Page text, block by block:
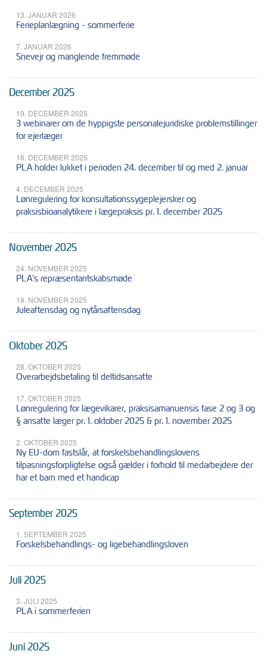
13. JANUAR 2026
Ferieplanlægning - sommerferie
7. JANUAR 2026
Snevejr og manglende fremmøde
December 2025
19. DECEMBER 2025
3 webinarer om de hyppigste personalejuridiske problemstillinger
for ejerlæger
18. DECEMBER 2025
PLA holder lukket i perioden 24. december til og med 2. januar
4. DECEMBER 2025
Lønregulering for konsultationssygeplejersker og
praksisbioanalytikere i lægepraksis pr. 1. december 2025
November 2025
24. NOVEMBER 2025
PLA's repræsentantskabsmøde
18. NOVEMBER 2025
Juleaftensdag og nytårsaftensdag
Oktober 2025
28. OKTOBER 2025
Overarbejdsbetaling til deltidsansatte
17. OKTOBER 2025
Lønregulering for lægevikarer, praksisamanuensis fase 2 og 3 og
§ ansatte læger pr. 1. oktober 2025 & pr. 1. november 2025
2. OKTOBER 2025
Ny EU-dom fastslår, at forskelsbehandlingslovens
tilpasningsforpligtelse også gælder i forhold til medarbejdere der
har et barn med et handicap
September 2025
1. SEPTEMBER 2025
Forskelsbehandlings- og ligebehandlingsloven
Juli 2025
3. JULI 2025
PLA i sommerferien
Juni 2025